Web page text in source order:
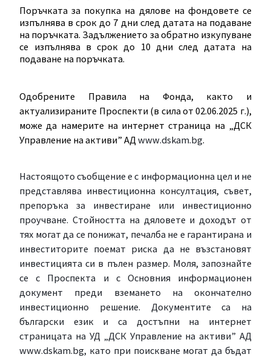
Поръчката за покупка на дялове на фондовете се
изпълнява в срок до 7 дни след датата на подаване
на поръчката. Задължението за обратно изкупуване
се изпълнява в срок до 10 дни след датата на
подаване на поръчката.
Одобрените Правила на Фонда, както и
актуализираните Проспекти (в сила от 02.06.2025 г.),
може да намерите на интернет страница на „ДСК
Управление на активи” АДwww.dskam.bg.
Настоящото съобщение е с информационна цел и не
представлява инвестиционна консултация, съвет,
препоръка за инвестиране или инвестиционно
проучване. Стойността на дяловете и доходът от
тях могат да се понижат, печалба не е гарантирана и
инвеститорите поемат риска да не възстановят
инвестицията си в пълен размер. Моля, запознайте
се с Проспекта и с Основния информационен
документ преди вземането на окончателно
инвестиционно решение. Документите са на
български език и са достъпни на интернет
страницата на УД „ДСК Управление на активи” АД
www.dskam.bg, като при поискване могат да бъдат